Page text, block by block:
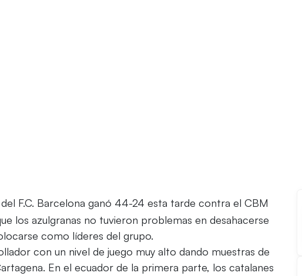
F.C. Barcelona ganó 44-24 esta tarde contra el CBM
los azulgranas no tuvieron problemas en desahacerse
como líderes del grupo.
con un nivel de juego muy alto dando muestras de
En el ecuador de la primera parte, los catalanes